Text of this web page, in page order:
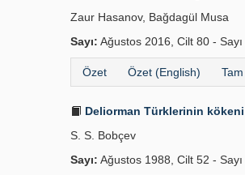
Zaur Hasanov, Bağdagül Musa
Sayı: Ağustos 2016, Cilt 80 - Sayı
Özet Özet (English)
Deliorman Türklerinin kökeni
S. S. Bobçev
Sayı: Ağustos 1988, Cilt 52 - Sayı